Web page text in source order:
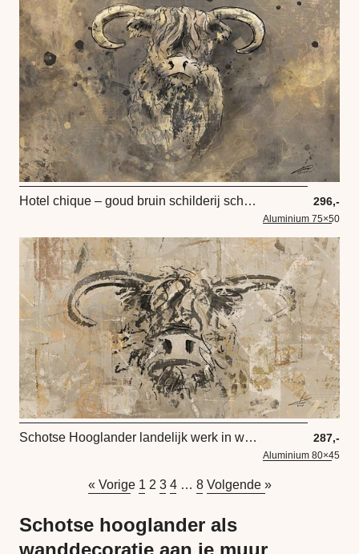
Hotel chique – goud bruin schilderij schotse hooglander 296,-
Aluminium 75×50
Schotse Hooglander landelijk werk in warme grijs tinten taupe en bruin 287,-
Aluminium 80×45
« Vorige 1 2 3 4 … 8 Volgende »
Schotse hooglander als